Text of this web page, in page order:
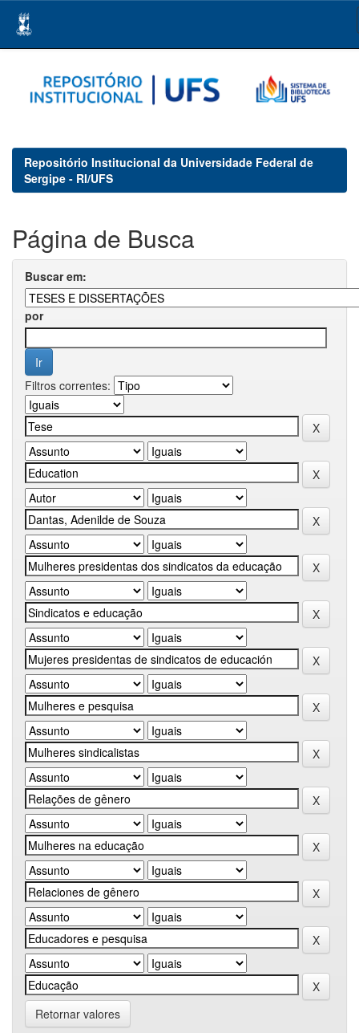
navigation
Repositório Institucional da Universidade Federal de
Sergipe - RI/UFS
Página de Busca
Buscar em:
por
Filtros correntes:
Retornar valores